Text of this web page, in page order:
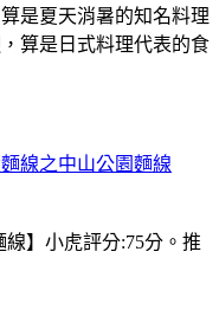
是夏天消暑的知名料理
算是日式料理代表的食
線之中山公園麵線
線】小虎評分:75分。推